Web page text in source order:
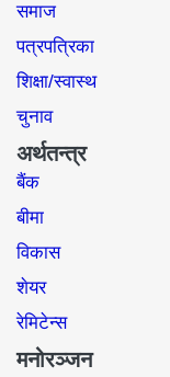
समाज​
पत्रपत्रिका
शिक्षा/स्वास्थ
चुनाव
अर्थतन्त्र
बैंक
बीमा
विकास
शेयर
रेमिटेन्स
मनोरञ्जन